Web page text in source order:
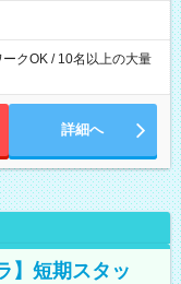
クOK / 10名以上の大量
詳細へ
】短期スタッ